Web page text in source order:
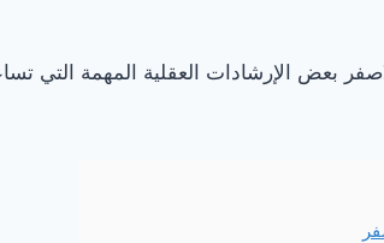
بعض الإرشادات العقلية المهمة التي